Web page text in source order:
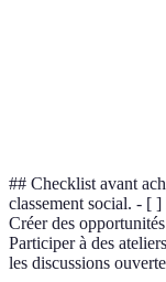
## Checklist avant
classement social. - [
Créer des
Participer à des
les discussions